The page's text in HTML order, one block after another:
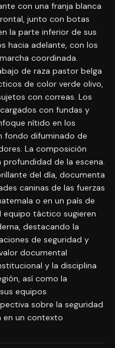
con una franja blanca
junto con botas
la parte inferior de sus
hacia adelante, con los
coordinada.
de raza pastor belga
de color verde olivo,
con correas. Los
con fundas y
nítido en los
fondo difuminado de
La composición
de la escena.
del día, documenta
caninas de las fuerzas
o en un país de
equipo táctico sugieren
destacando la
de seguridad y
documental
y la disciplina
así como la
equipos
sobre la seguridad
en un contexto